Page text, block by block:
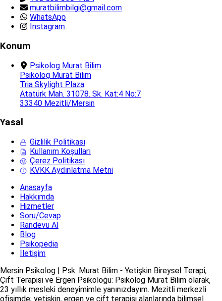
muratbilimbilgi@gmail.com
WhatsApp
Instagram
Konum
Psikolog Murat Bilim
Psikolog Murat Bilim
Tria Skylight Plaza
Atatürk Mah. 31078. Sk. Kat:4 No:7
33340 Mezitli/Mersin
Yasal
Gizlilik Politikası
Kullanım Koşulları
Çerez Politikası
KVKK Aydınlatma Metni
Anasayfa
Hakkımda
Hizmetler
Soru/Cevap
Randevu Al
Blog
Psikopedia
İletişim
Mersin Psikolog | Psk. Murat Bilim - Yetişkin Bireysel Terapi,
Çift Terapisi ve Ergen Psikoloğu: Psikolog Murat Bilim olarak,
23 yıllık mesleki deneyimimle yanınızdayım. Mezitli merkezli
ofisimde; yetişkin, ergen ve çift terapisi alanlarında bilimsel